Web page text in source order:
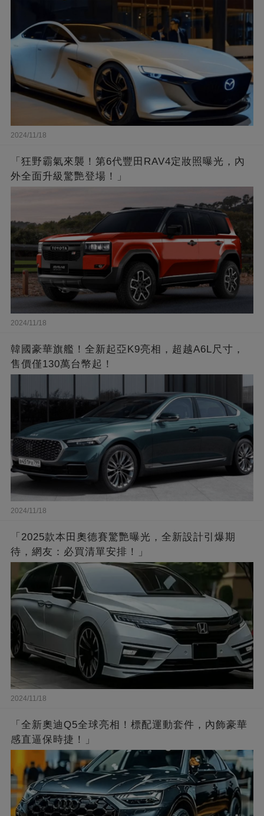
2024/11/18
「狂野霸氣來襲！第6代豐田RAV4定妝照曝光，內
外全面升級驚艷登場！」
2024/11/18
韓國豪華旗艦！全新起亞K9亮相，超越A6L尺寸，
售價僅130萬台幣起！
2024/11/18
「2025款本田奧德賽驚艷曝光，全新設計引爆期
待，網友：必買清單安排！」
2024/11/18
「全新奧迪Q5全球亮相！標配運動套件，內飾豪華
感直逼保時捷！」